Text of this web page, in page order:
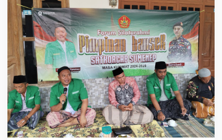
n
e
p
G
e
l
a
r
K
o
n
s
o
l
i